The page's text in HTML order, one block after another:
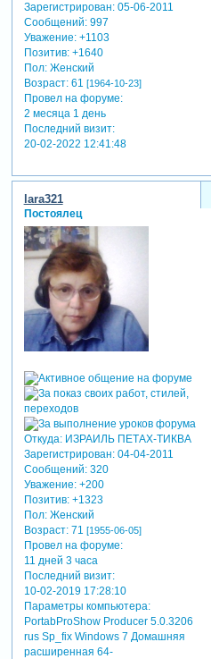
Зарегистрирован: 05-06-2011
Сообщений:997
Уважение: +1103
Позитив: +1640
Пол:Женский
Возраст:61 [1964-10-23]
Провел на форуме:
2 месяца 1 день
Последний визит:
20-02-2022 12:41:48
lara321
Постоялец
Откуда:ИЗРАИЛЬ ПЕТАХ-ТИКВА
Зарегистрирован: 04-04-2011
Сообщений:320
Уважение: +200
Позитив: +1323
Пол:Женский
Возраст:71 [1955-06-05]
Провел на форуме:
11 дней 3 часа
Последний визит:
10-02-2019 17:28:10
Параметры компьютера:
PortabProShow Producer 5.0.3206
rus Sp_fix Windows 7 Домашняя
расширенная 64-